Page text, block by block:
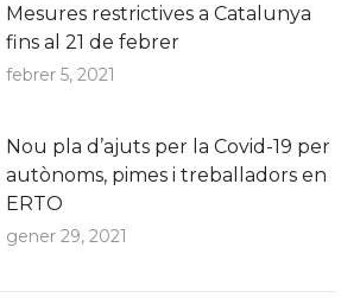
Mesures restrictives a Catalunya
fins al 21 de febrer
febrer 5, 2021
Nou pla d’ajuts per la Covid-19 per
autònoms, pimes i treballadors en
ERTO
gener 29, 2021